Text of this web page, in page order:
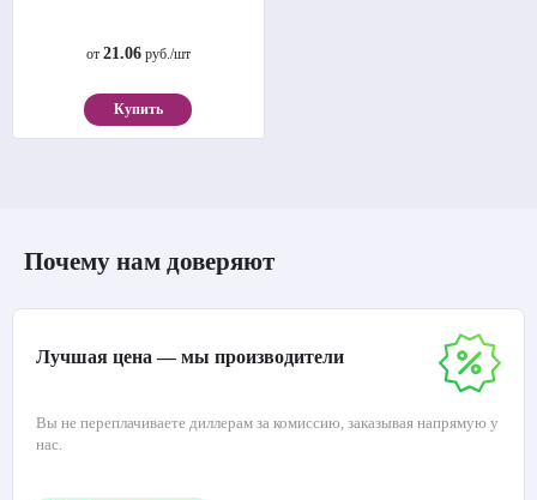
от 21.06руб./шт
Купить
Почему нам доверяют
Лучшая цена — мы производители
Вы не переплачиваете диллерам за комиссию, заказывая напрямую у
нас.